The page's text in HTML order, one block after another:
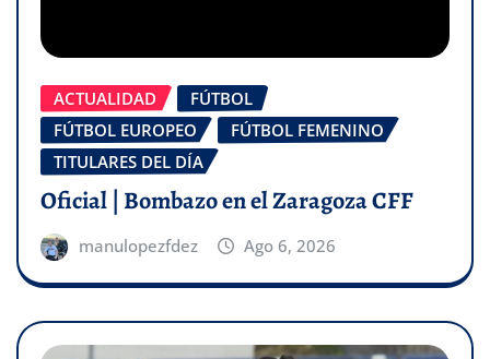
ACTUALIDAD
FÚTBOL
FÚTBOL EUROPEO
FÚTBOL FEMENINO
TITULARES DEL DÍA
Oficial | Bombazo en el Zaragoza CFF
manulopezfdez Ago 6, 2026